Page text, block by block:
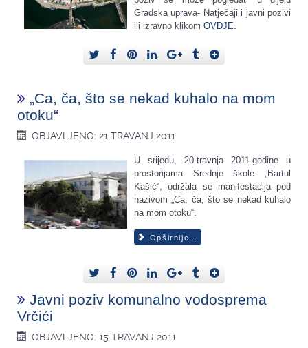
Gradska uprava- Natječaji i javni pozivi
ili izravno klikom OVDJE
„Ca, ča, što se nekad kuhalo na mom
otoku“
OBJAVLJENO: 21 TRAVANJ 2011
U srijedu, 20.travnja 2011.godine u
prostorijama Srednje škole „Bartul
Kašić“, održala se manifestacija pod
nazivom „Ca, ča, što se nekad kuhalo
na mom otoku“.
Opširnije...
Javni poziv komunalno vodosprema
Vrčići
OBJAVLJENO: 15 TRAVANJ 2011